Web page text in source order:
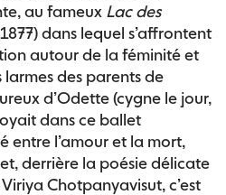
au fameux Lac des
dans lequel s’affrontent
autour de la féminité et
des parents de
d’Odette (cygne le jour,
dans ce ballet
entre l’amour et la mort,
derrière la poésie délicate
Chotpanyavisut, c’est